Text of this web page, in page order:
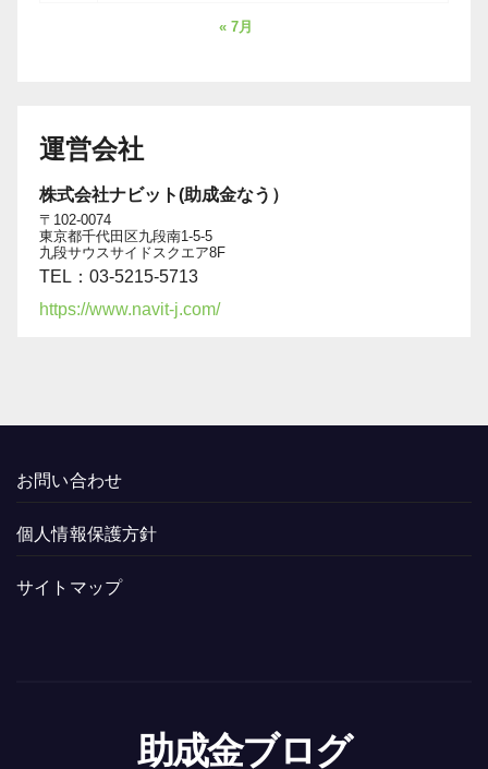
« 7月
運営会社
株式会社ナビット(助成金なう）
〒102-0074
東京都千代田区九段南1-5-5
九段サウスサイドスクエア8F
TEL：03-5215-5713
https://www.navit-j.com/
お問い合わせ
個人情報保護方針
サイトマップ
助成金ブログ